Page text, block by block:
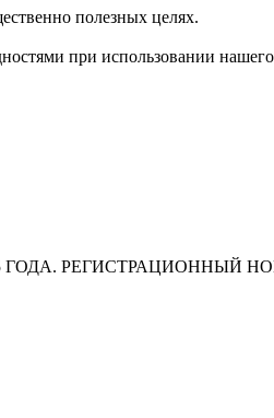
полезных целях.
при использовании
РЕГИСТРАЦИОННЫЙ